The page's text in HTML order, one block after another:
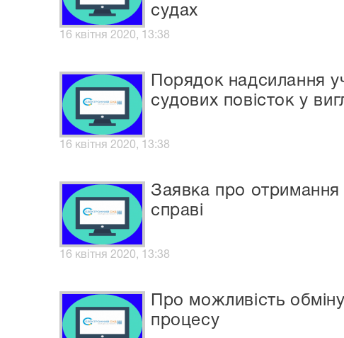
судах
16 квітня 2020, 13:38
Порядок надсилання
судових повісток у
16 квітня 2020, 13:38
Заявка про отримання
справі
16 квітня 2020, 13:38
Про можливість
процесу